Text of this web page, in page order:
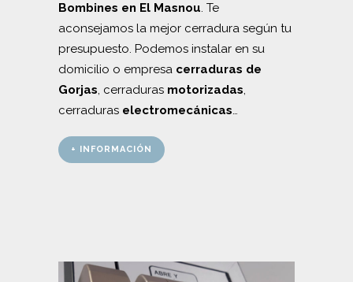
Bombines en El Masnou. Te
aconsejamos la mejor cerradura según tu
presupuesto. Podemos instalar en su
domicilio o empresa cerraduras de
Gorjas, cerraduras motorizadas,
cerraduras electromecánicas…
+ INFORMACIÓN